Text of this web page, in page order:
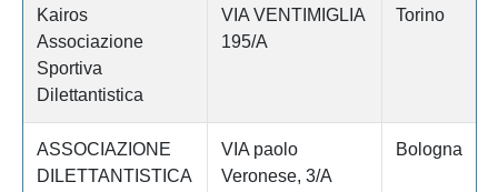
Kairos
Associazione
Sportiva
Dilettantistica
VIA VENTIMIGLIA
195/A
Torino
ASSOCIAZIONE
DILETTANTISTICA
VIA paolo
Veronese, 3/A
Bologna